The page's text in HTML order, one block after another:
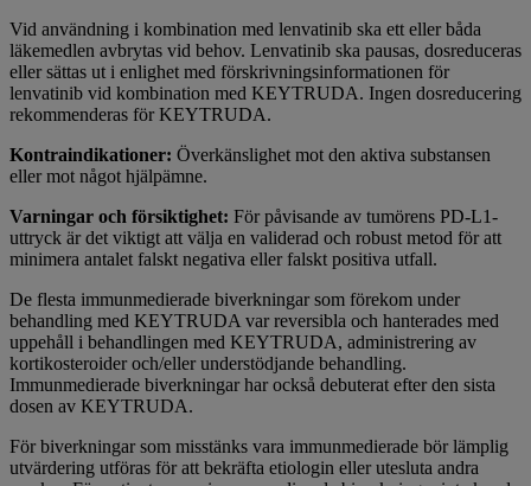
Vid användning i kombination med lenvatinib ska ett eller båda
läkemedlen avbrytas vid behov. Lenvatinib ska pausas, dosreduceras
eller sättas ut i enlighet med förskrivningsinformationen för
lenvatinib vid kombination med KEYTRUDA. Ingen dosreducering
rekommenderas för KEYTRUDA.
Kontraindikationer: Överkänslighet mot den aktiva substansen
eller mot något hjälpämne.
Varningar och försiktighet: För påvisande av tumörens PD-L1-
uttryck är det viktigt att välja en validerad och robust metod för att
minimera antalet falskt negativa eller falskt positiva utfall.
De flesta immunmedierade biverkningar som förekom under
behandling med KEYTRUDA var reversibla och hanterades med
uppehåll i behandlingen med KEYTRUDA, administrering av
kortikosteroider och/eller understödjande behandling.
Immunmedierade biverkningar har också debuterat efter den sista
dosen av KEYTRUDA.
För biverkningar som misstänks vara immunmedierade bör lämplig
utvärdering utföras för att bekräfta etiologin eller utesluta andra